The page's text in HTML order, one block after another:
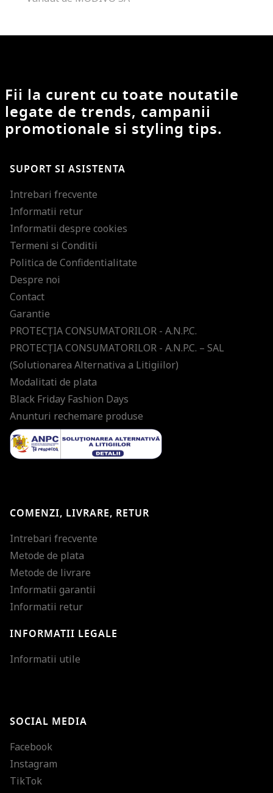
Fii la curent cu toate noutatile
legate de trends, campanii
promotionale si styling tips.
SUPORT SI ASISTENTA
Intrebari frecvente
Informatii retur
Informatii despre cookies
Termeni si Conditii
Politica de Confidentialitate
Despre noi
Contact
Garantie
PROTECŢIA CONSUMATORILOR - A.N.P.C.
PROTECŢIA CONSUMATORILOR - A.N.P.C. – SAL
(Solutionarea Alternativa a Litigiilor)
Modalitati de plata
Black Friday Fashion Days
Anunturi rechemare produse
COMENZI, LIVRARE, RETUR
Intrebari frecvente
Metode de plata
Metode de livrare
Informatii garantii
Informatii retur
INFORMATII LEGALE
Informatii utile
SOCIAL MEDIA
Facebook
Instagram
TikTok